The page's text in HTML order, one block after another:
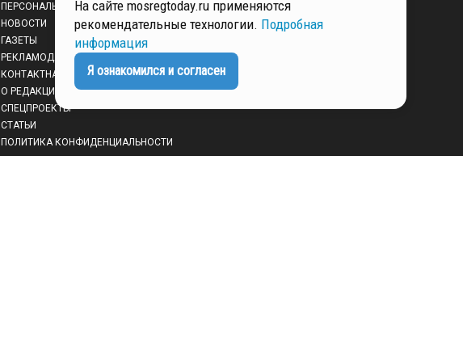
ПЕРСОНАЛЬНЫХ ДАННЫХ
НОВОСТИ
ГАЗЕТЫ
РЕКЛАМОДАТЕЛЯМ
КОНТАКТНАЯ ИНФОРМАЦИЯ
О РЕДАКЦИИ
СПЕЦПРОЕКТЫ
СТАТЬИ
ПОЛИТИКА КОНФИДЕНЦИАЛЬНОСТИ
На сайте mosregtoday.ru применяются
рекомендательные технологии. Подробная
информация
Я ознакомился и согласен